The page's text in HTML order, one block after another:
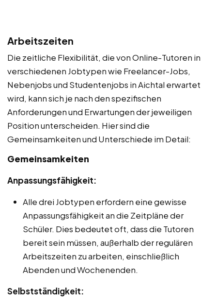
Arbeitszeiten
Die zeitliche Flexibilität, die von Online-Tutoren in
verschiedenen Jobtypen wie Freelancer-Jobs,
Nebenjobs und Studentenjobs in Aichtal erwartet
wird, kann sich je nach den spezifischen
Anforderungen und Erwartungen der jeweiligen
Position unterscheiden. Hier sind die
Gemeinsamkeiten und Unterschiede im Detail:
Gemeinsamkeiten
Anpassungsfähigkeit:
Alle drei Jobtypen erfordern eine gewisse
Anpassungsfähigkeit an die Zeitpläne der
Schüler. Dies bedeutet oft, dass die Tutoren
bereit sein müssen, außerhalb der regulären
Arbeitszeiten zu arbeiten, einschließlich
Abenden und Wochenenden.
Selbstständigkeit: